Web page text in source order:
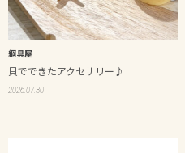
綱具屋
貝でできたアクセサリー♪
2026.07.30